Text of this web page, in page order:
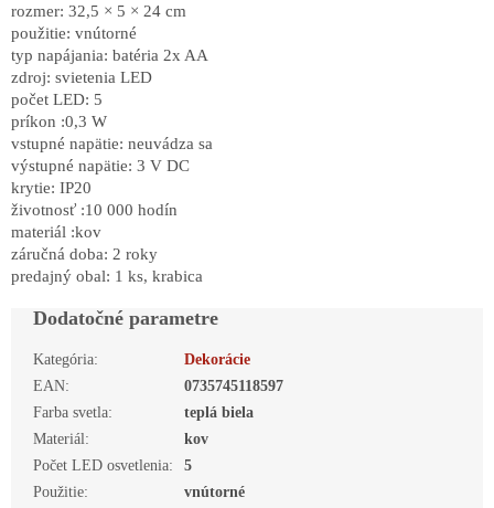
rozmer: 32,5 × 5 × 24 cm
použitie: vnútorné
typ napájania: batéria 2x AA
zdroj: svietenia LED
počet LED: 5
príkon :0,3 W
vstupné napätie: neuvádza sa
výstupné napätie: 3 V DC
krytie: IP20
životnosť :10 000 hodín
materiál :kov
záručná doba: 2 roky
predajný obal: 1 ks, krabica
Dodatočné parametre
Kategória:
Dekorácie
EAN:
0735745118597
Farba svetla:
teplá biela
Materiál :
kov
Počet LED osvetlenia:
5
Použitie:
vnútorné